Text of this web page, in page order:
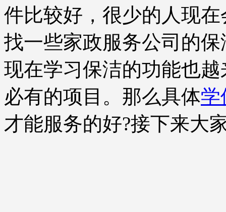
件比较好，很少的人现
找一些家政服务公司的
现在学习保洁的功能也
必有的项目。那么具体学
才能服务的好?接下来大